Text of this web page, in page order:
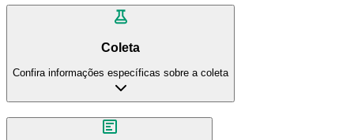
Coleta
Confira informações específicas sobre a coleta